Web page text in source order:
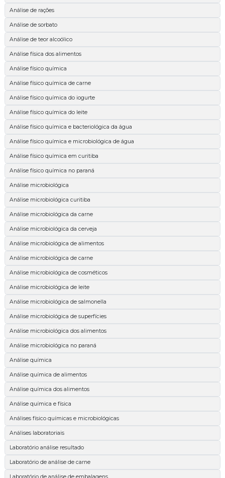
Análise de rações
Análise de sorbato
Análise de teor alcoólico
Análise física dos alimentos
Análise físico química
Análise físico química de carne
Análise físico química do iogurte
Análise físico química do leite
Análise físico química e bacteriológica da água
Análise físico química e microbiológica de água
Análise físico química em curitiba
Análise físico química no paraná
Análise microbiológica
Análise microbiológica curitiba
Análise microbiológica da carne
Análise microbiológica da cerveja
Análise microbiológica de alimentos
Análise microbiológica de carne
Análise microbiológica de cosméticos
Análise microbiológica de leite
Análise microbiológica de salmonella
Análise microbiológica de superfícies
Análise microbiológica dos alimentos
Análise microbiológica no paraná
Análise química
Análise química de alimentos
Análise química dos alimentos
Análise química e física
Análises físico químicas e microbiológicas
Análises laboratoriais
Laboratório análise resultado
Laboratório de análise de carne